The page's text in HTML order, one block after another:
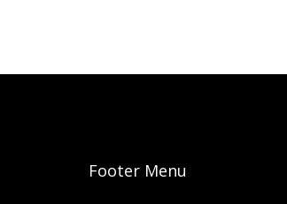
Footer Menu